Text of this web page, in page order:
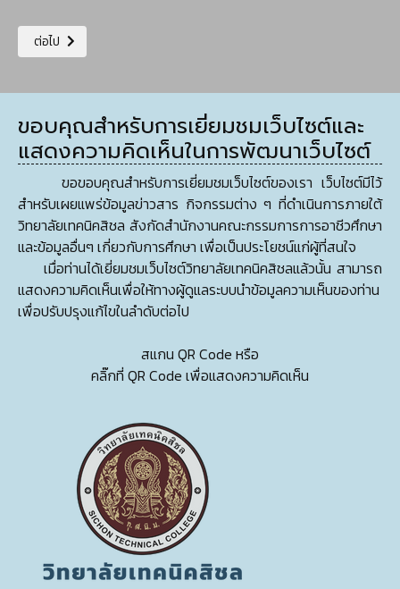
เนื้อหาถัดไป: แผนภูมิบริหาร งานวิทยบริการและเทคโนโลยีการศึกษา
ต่อไป
ขอบคุณสำหรับการเยี่ยมชมเว็บไซต์และ
แสดงความคิดเห็นในการพัฒนาเว็บไซต์
ขอขอบคุณสำหรับการเยี่ยมชมเว็บไซต์ของเรา เว็บไซต์มีไว้
สำหรับเผยแพร่ข้อมูลข่าวสาร กิจกรรมต่าง ๆ ที่ดำเนินการภายใต้
วิทยาลัยเทคนิคสิชล สังกัดสำนักงานคณะกรรมการการอาชีวศึกษา
และข้อมูลอื่นๆ เกี่ยวกับการศึกษา เพื่อเป็นประโยชน์แก่ผู้ที่สนใจ
เมื่อท่านได้เยี่ยมชมเว็บไซต์วิทยาลัยเทคนิคสิชลแล้วนั้น สามารถ
แสดงความคิดเห็นเพื่อให้ทางผู้ดูแลระบบนำข้อมูลความเห็นของท่าน
เพื่อปรับปรุงแก้ไขในลำดับต่อไป
สแกน QR Code หรือ
คลิ๊กที่ QR Code เพื่อแสดงความคิดเห็น